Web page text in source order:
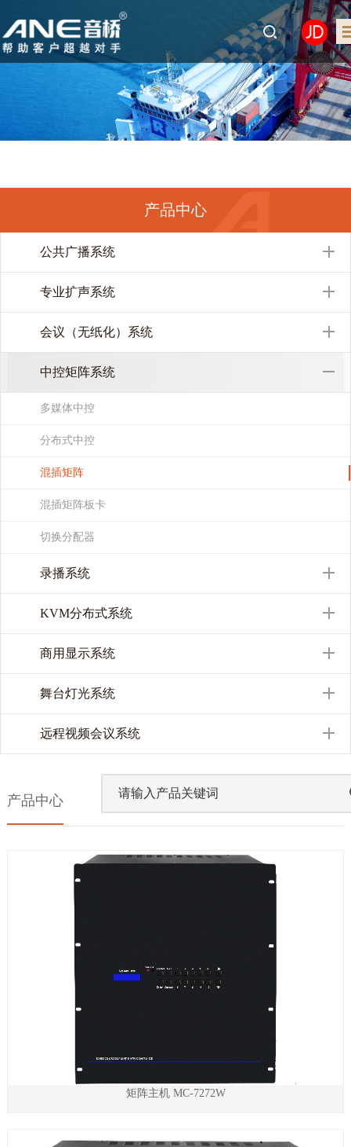
产品中心
公共广播系统
专业扩声系统
会议（无纸化）系统
中控矩阵系统
多媒体中控
分布式中控
混插矩阵
混插矩阵板卡
切换分配器
录播系统
KVM分布式系统
商用显示系统
舞台灯光系统
远程视频会议系统
产品中心
矩阵主机 MC-7272W